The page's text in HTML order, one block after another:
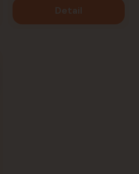
Detail